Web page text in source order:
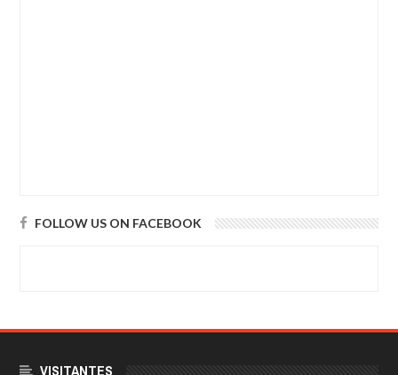
FOLLOW US ON FACEBOOK
VISITANTES